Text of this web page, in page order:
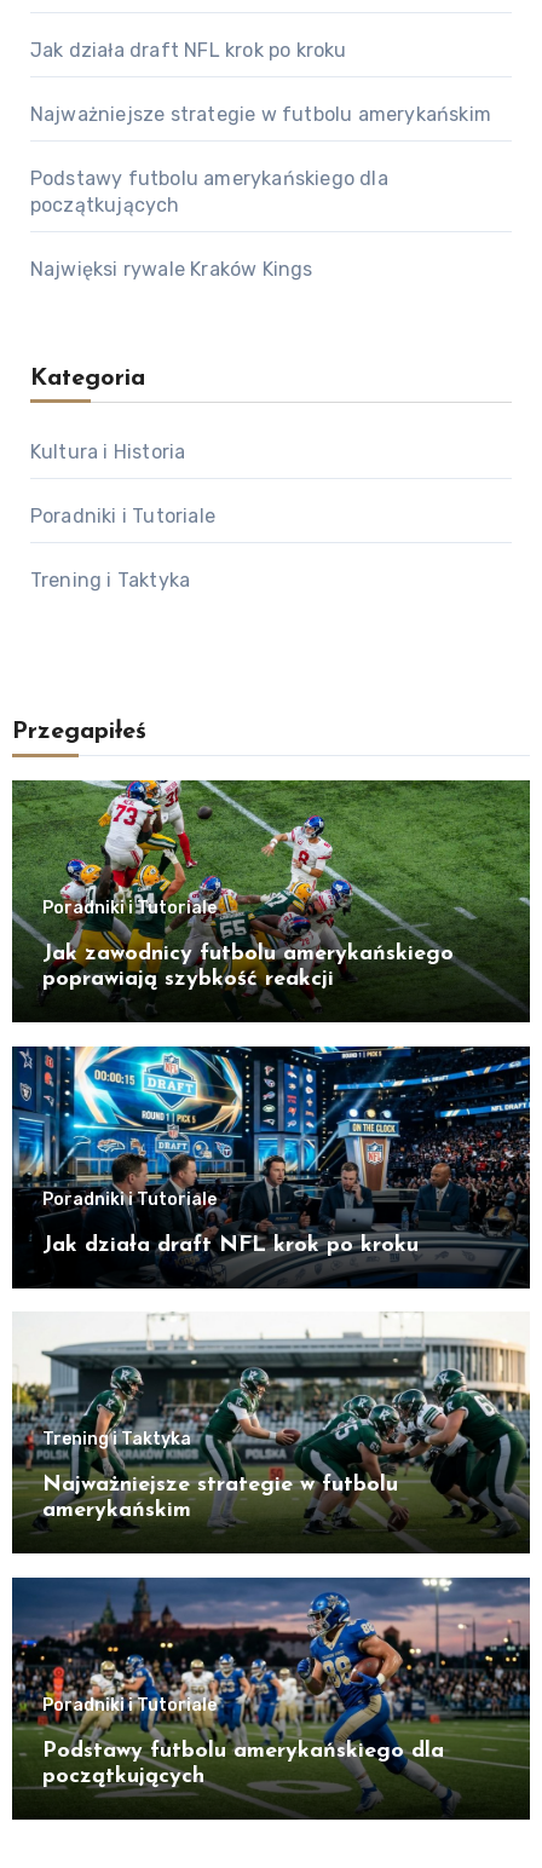
Jak działa draft NFL krok po kroku
Najważniejsze strategie w futbolu amerykańskim
Podstawy futbolu amerykańskiego dla
początkujących
Najwięksi rywale Kraków Kings
Kategoria
Kultura i Historia
Poradniki i Tutoriale
Trening i Taktyka
Przegapiłeś
Poradniki i Tutoriale
Jak zawodnicy futbolu amerykańskiego
poprawiają szybkość reakcji
Poradniki i Tutoriale
Jak działa draft NFL krok po kroku
Trening i Taktyka
Najważniejsze strategie w futbolu
amerykańskim
Poradniki i Tutoriale
Podstawy futbolu amerykańskiego dla
początkujących